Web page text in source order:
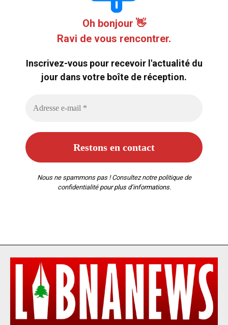
Oh bonjour 👋
Ravi de vous rencontrer.
Inscrivez-vous pour recevoir l'actualité du
jour dans votre boîte de réception.
Nous ne spammons pas ! Consultez notre politique de
confidentialitépour plus d’informations.